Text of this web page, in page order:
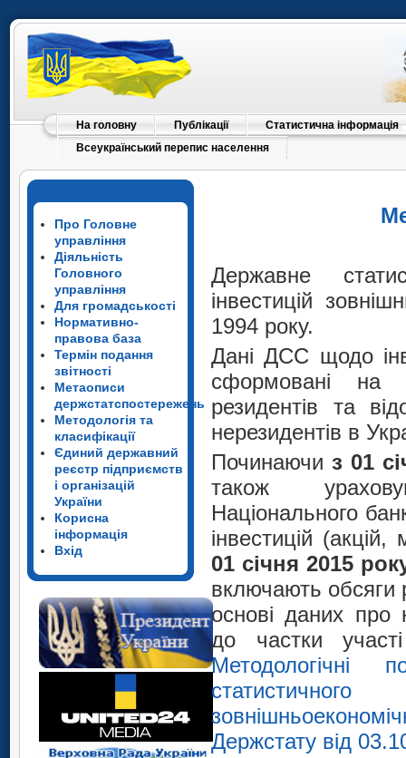
На головну Публікації
Статистична інформація
Всеукраїнський перепис населення
Про Головне
управління
Діяльність
Головного
управління
Для громадськості
Нормативно-
правова база
Термін подання
звітності
Метаописи
держстатспостережень
Методологія та
класифікації
Єдиний державний
реєстр підприємств
і організацій
України
Корисна
інформація
Вхід
Державне
інвестицій
1994 року.
Дані ДСС щодо
сформовані на
резидентів та
нерезидентів в
Починаючи з 01
також
Національного
інвестицій
01 січня 2015
включають обсяги
основі даних про
до частки
Методологічні
Держстату від